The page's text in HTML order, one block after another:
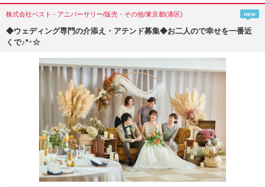
株式会社ベスト - アニバーサリー/販売・その他/東京都(港区) new
◆ウェディング専門の介添え・アテンド募集◆お二人ので幸せを一番近
くで♪*･☆